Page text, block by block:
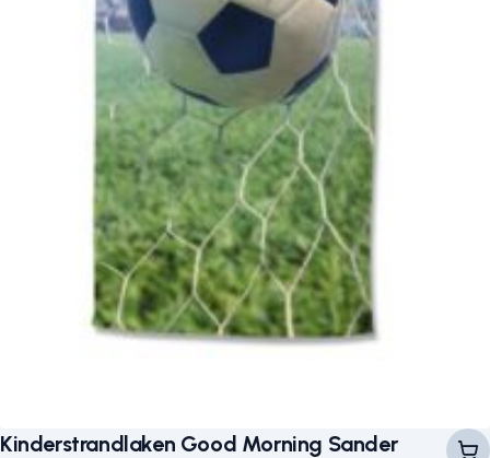
Kinderstrandlaken Good Morning Sander